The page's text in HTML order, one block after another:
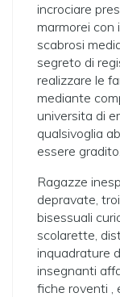
incrociare
marmorei con
scabrosi
segreto di
realizzare le
mediante
universita di
qualsivoglia
essere gradito.
Ragazze
depravate,
bisessuali
scolarette,
inquadrature
insegnanti
fiche roventi ,